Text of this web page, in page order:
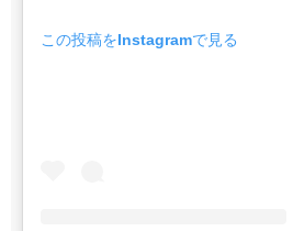
この投稿をInstagramで見る